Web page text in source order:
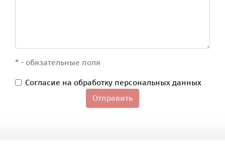
* - обязательные поля
Согласие на обработку персональных данных
Отправить